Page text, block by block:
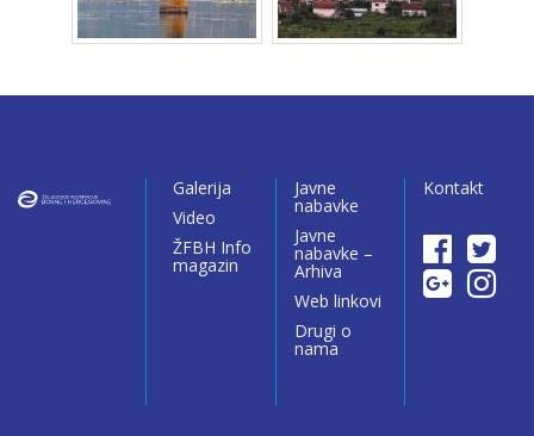
Galerija
Video
ŽFBH Info
magazin
Javne
nabavke
Javne
nabavke –
Arhiva
Web linkovi
Drugi o
nama
Kontakt